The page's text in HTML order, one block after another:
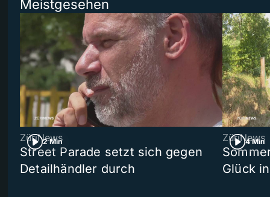
Meistgesehen
2 Min
ZüriNews
Street Parade setzt sich gegen
Detailhändler durch
4 Min
ZüriNews
Glück